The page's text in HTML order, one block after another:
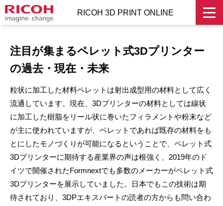
RICOH 3D PRINT ONLINE
注目が集まるペレット式3Dプリンター
の過去・現在・未来
粒状に加工した材料ペレットは射出成型用の材料として広く
流通しています。現在、3Dプリンターの材料としては線状
に加工した樹脂をリール状に巻いたフィラメントや粉末など
が主に使われていますが、ペレットであれば既存の材料をも
とにしたモノづくりが可能になるということで、ペレット式
3Dプリンターに期待する産業界の声は根強く、2019年のド
イツで開催されたFormnextでも多数のメーカーがペレット式
3Dプリンターを展示していました。日本でもこの技術は期
待されており、3DPエキスパートの読者の方からも問い合わ